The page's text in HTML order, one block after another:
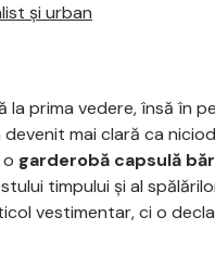
și urban
la prima vedere, însă în
mai clară ca
garderobă capsulă
timpului și al
vestimentar, ci o